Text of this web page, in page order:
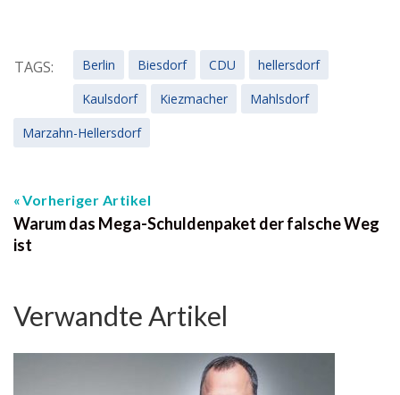
TAGS: Berlin Biesdorf CDU
hellersdorf
Kaulsdorf
Kiezmacher
Mahlsdorf
Marzahn-Hellersdorf
Vorheriger Artikel
Warum das Mega-Schuldenpaket der falsche Weg
ist
Verwandte Artikel